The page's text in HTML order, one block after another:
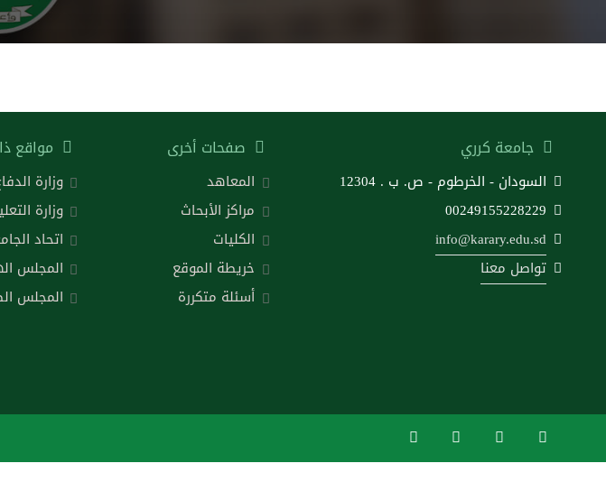
جامعة كرري
السودان - الخرطوم - ص. ب . 12304
00249155228229
info@karary.edu.sd
تواصل معنا
صفحات أخرى
المعاهد
مراكز الأبحاث
الكليات
خريطة الموقع
أسئلة متكررة
مواقع
وزارة
وزارة
اتحاد
المجلس
المجلس